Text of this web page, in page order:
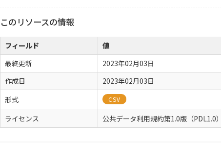
このリソースの情報
フィールド
値
最終更新
2023年02月03日
作成日
2023年02月03日
形式
CSV
ライセンス 公共データ利用規約第1.0版（PDL1.0）